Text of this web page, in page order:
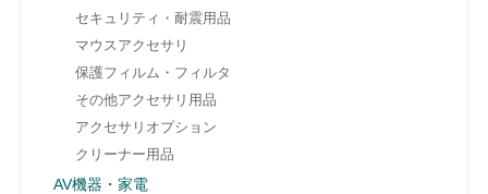
セキュリティ・耐震用品
マウスアクセサリ
保護フィルム・フィルタ
その他アクセサリ用品
アクセサリオプション
クリーナー用品
AV機器・家電